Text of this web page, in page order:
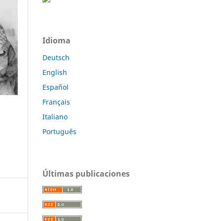
Idioma
Deutsch
English
Español
Français
Italiano
Português
Últimas publicaciones